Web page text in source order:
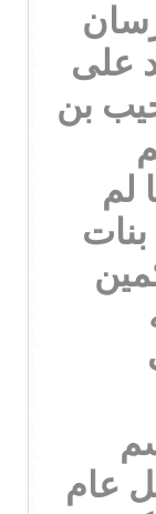
على
بن
لم
بنات
عام